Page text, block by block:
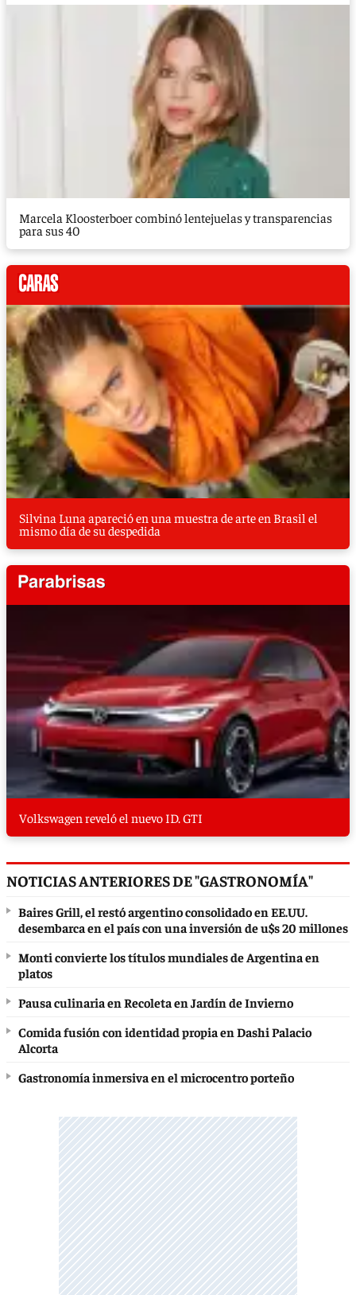
Marcela Kloosterboer combinó lentejuelas y transparencias
para sus 40
Silvina Luna apareció en una muestra de arte en Brasil el
mismo día de su despedida
Volkswagen reveló el nuevo ID. GTI
NOTICIAS ANTERIORES DE "GASTRONOMÍA"
Baires Grill, el restó argentino consolidado en EE.UU.
desembarca en el país con una inversión de u$s 20 millones
Monti convierte los títulos mundiales de Argentina en
platos
Pausa culinaria en Recoleta en Jardín de Invierno
Comida fusión con identidad propia en Dashi Palacio
Alcorta
Gastronomía inmersiva en el microcentro porteño